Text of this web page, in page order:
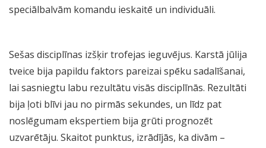
speciālbalvām komandu ieskaitē un individuāli.
Sešas disciplīnas izšķir trofejas ieguvējus. Karstā jūlija
tveice bija papildu faktors pareizai spēku sadalīšanai,
lai sasniegtu labu rezultātu visās disciplīnās. Rezultāti
bija ļoti blīvi jau no pirmās sekundes, un līdz pat
noslēgumam ekspertiem bija grūti prognozēt
uzvarētāju. Skaitot punktus, izrādījās, ka divām –